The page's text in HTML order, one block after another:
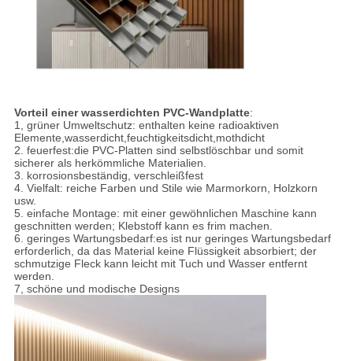
Vorteil einer wasserdichten PVC-Wandplatte:
1, grüner Umweltschutz: enthalten keine radioaktiven
Elemente,wasserdicht,feuchtigkeitsdicht,mothdicht
2. feuerfest:die PVC-Platten sind selbstlöschbar und somit
sicherer als herkömmliche Materialien.
3. korrosionsbeständig, verschleißfest
4. Vielfalt: reiche Farben und Stile wie Marmorkorn, Holzkorn
usw.
5. einfache Montage: mit einer gewöhnlichen Maschine kann
geschnitten werden; Klebstoff kann es frim machen.
6. geringes Wartungsbedarf:es ist nur geringes Wartungsbedarf
erforderlich, da das Material keine Flüssigkeit absorbiert; der
schmutzige Fleck kann leicht mit Tuch und Wasser entfernt
werden.
7, schöne und modische Designs